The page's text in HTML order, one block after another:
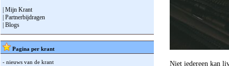
| Mijn Krant
| Partnerbijdragen
| Blogs
Pagina per krant
- nieuws van de krant
Niet iedereen kan